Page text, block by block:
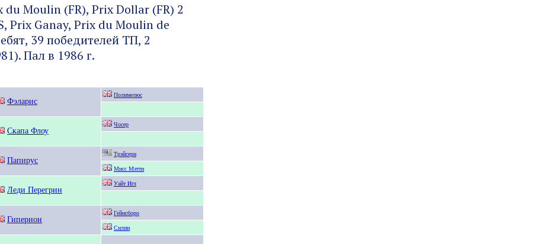
Moulin (FR), Prix Dollar (FR) 2
Prix Ganay, Prix du Moulin de
39 победителей ТП, 2
Пал в 1986 г.
Фэларис
Полимелюс
Скапа Флоу
Чосер
Папирус
Трэйсери
Мисс Мэтти
Леди Перегрин
Уайт Игл
Гиперион
Гейнсборо
Силин